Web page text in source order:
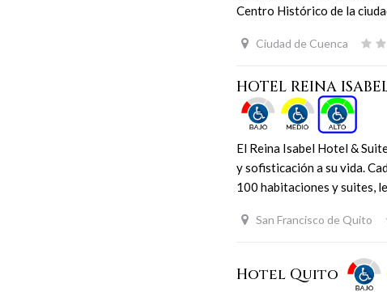
Centro Histórico de la
Ciudad de Cuenca
HOTEL REINA
El Reina Isabel Hotel &
y sofisticación a su vida.
100 habitaciones y suites,
San Francisco de Quito
Hotel Quito